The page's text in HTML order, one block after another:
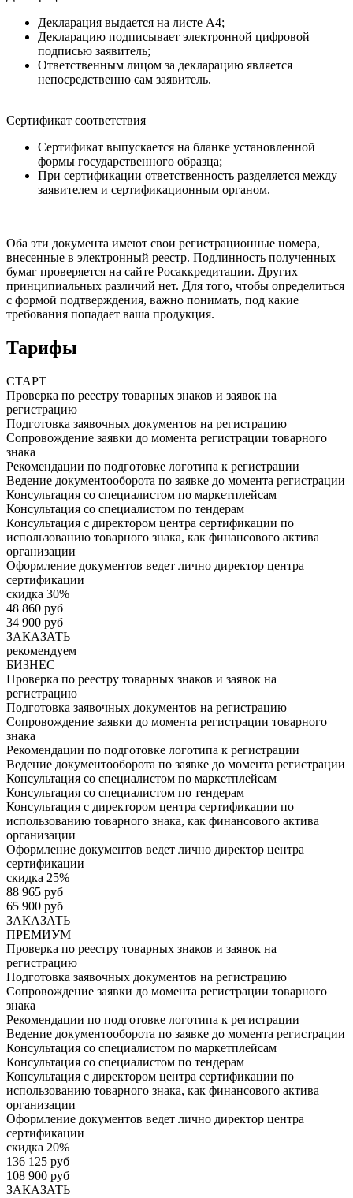
Декларация выдается на листе А4;
Декларацию подписывает электронной цифровой
подписью заявитель;
Ответственным лицом за декларацию является
непосредственно сам заявитель.
Сертификат соответствия
Сертификат выпускается на бланке установленной
формы государственного образца;
При сертификации ответственность разделяется между
заявителем и сертификационным органом.
Оба эти документа имеют свои регистрационные номера,
внесенные в электронный реестр. Подлинность полученных
бумаг проверяется на сайте Росаккредитации. Других
принципиальных различий нет. Для того, чтобы определиться
с формой подтверждения, важно понимать, под какие
требования попадает ваша продукция.
Тарифы
СТАРТ
Проверка по реестру товарных знаков и заявок на
регистрацию
Подготовка заявочных документов на регистрацию
Сопровождение заявки до момента регистрации товарного
знака
Рекомендации по подготовке логотипа к регистрации
Ведение документооборота по заявке до момента регистрации
Консультация со специалистом по маркетплейсам
Консультация со специалистом по тендерам
Консультация с директором центра сертификации по
использованию товарного знака, как финансового актива
организации
Оформление документов ведет лично директор центра
сертификации
скидка 30%
48 860 руб
34 900 руб
ЗАКАЗАТЬ
рекомендуем
БИЗНЕС
Проверка по реестру товарных знаков и заявок на
регистрацию
Подготовка заявочных документов на регистрацию
Сопровождение заявки до момента регистрации товарного
знака
Рекомендации по подготовке логотипа к регистрации
Ведение документооборота по заявке до момента регистрации
Консультация со специалистом по маркетплейсам
Консультация со специалистом по тендерам
Консультация с директором центра сертификации по
использованию товарного знака, как финансового актива
организации
Оформление документов ведет лично директор центра
сертификации
скидка 25%
88 965 руб
65 900 руб
ЗАКАЗАТЬ
ПРЕМИУМ
Проверка по реестру товарных знаков и заявок на
регистрацию
Подготовка заявочных документов на регистрацию
Сопровождение заявки до момента регистрации товарного
знака
Рекомендации по подготовке логотипа к регистрации
Ведение документооборота по заявке до момента регистрации
Консультация со специалистом по маркетплейсам
Консультация со специалистом по тендерам
Консультация с директором центра сертификации по
использованию товарного знака, как финансового актива
организации
Оформление документов ведет лично директор центра
сертификации
скидка 20%
136 125 руб
108 900 руб
ЗАКАЗАТЬ